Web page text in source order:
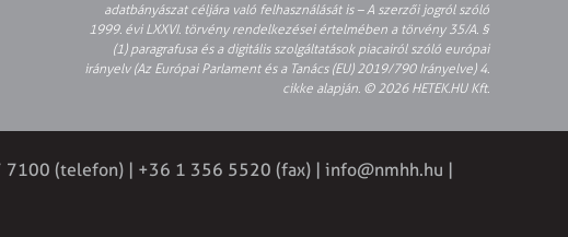
adatbányászat céljára való felhasználását is – A szerzői jogról szóló
1999. évi LXXVI. törvény rendelkezései értelmében a törvény 35/A. §
(1) paragrafusa és a digitális szolgáltatások piacairól szóló európai
irányelv (Az Európai Parlament és a Tanács (EU) 2019/790 Irányelve) 4.
cikke alapján. © 2026 HETEK.HU Kft.
7100 (telefon) | +36 1 356 5520 (fax) | info@nmhh.hu |